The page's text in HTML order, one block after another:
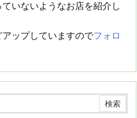
いないようなお店を紹介し
ップしていますのでフォロ